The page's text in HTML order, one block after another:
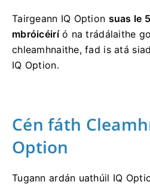
Tairgeann IQ Option suas le
mbróicéiríó na trádálaithe
chleamhnaithe, fad is atá
IQ Option.
Cén fáth
Option
Tugann ardán uathúil IQ